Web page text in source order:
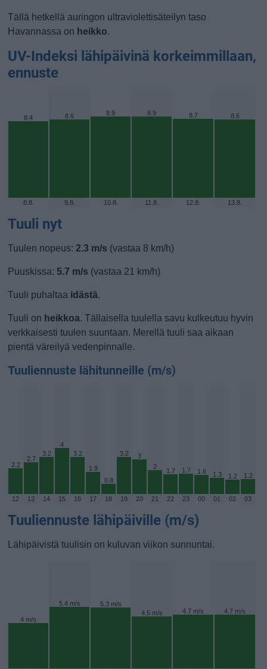
Tällä hetkellä auringon ultraviolettisäteilyn taso
Havannassa on heikko.
UV-Indeksi lähipäivinä korkeimmillaan,
ennuste
8.4 8.6 8.9 8.9 8.7 8.6
8.8. 9.8. 10.8. 11.8. 12.8. 13.8.
Tuuli nyt
Tuulen nopeus:2.3 m/s (vastaa 8 km/h)
Puuskissa: 5.7 m/s (vastaa 21 km/h)
Tuuli puhaltaa idästä.
Tuuli on heikkoa. Tällaisella tuulella savu kulkeutuu hyvin
verkkaisesti tuulen suuntaan. Merellä tuuli saa aikaan
pientä väreilyä vedenpinnalle.
Tuuliennuste lähitunneille (m/s)
2.2
2.7
3.2
4
3.2
1.9
0.8
3.2
3
2
1.7 1.7 1.6 1.3 1.2 1.2
12 13 14 15 16 17 18 19 20 21 22 23 00 01 02 03
Tuuliennuste lähipäiville (m/s)
Lähipäivistä tuulisin on kuluvan viikon sunnuntai.
4 m/s
5.4 m/s
5.3 m/s
4.5 m/s
4.7 m/s 4.7 m/s